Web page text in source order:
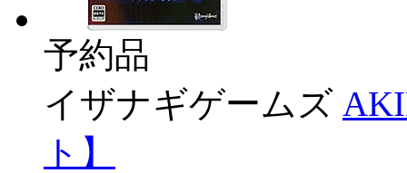
予約品
イザナギゲームズ
ト】